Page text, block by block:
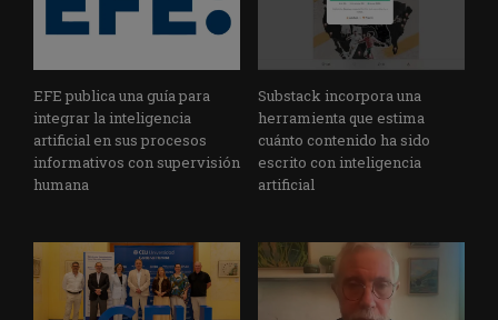
EFE publica una guía para
integrar la inteligencia
artificial en sus procesos
informativos con supervisión
humana
Substack incorpora una
herramienta que estima
cuánto contenido ha sido
escrito con inteligencia
artificial